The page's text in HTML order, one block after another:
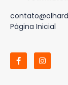
Página Inicial